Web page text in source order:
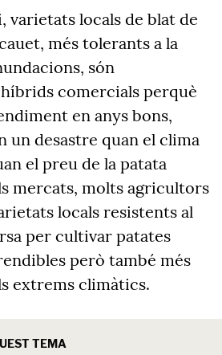
varietats locals de blat de
més tolerants a la
són
comercials perquè
en anys bons,
un desastre quan el clima
el preu de la patata
mercats, molts agricultors
locals resistents al
per cultivar patates
però també més
extrems climàtics.
TEMA